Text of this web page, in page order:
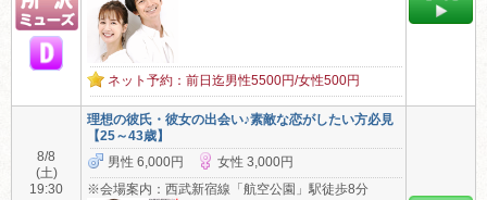
ネット予約：前日迄男性5500円/女性500円
8/8
(土)
19:30
理想の彼氏・彼女の出会い♪素敵な恋がしたい方必見
【25～43歳】
男性 6,000円
女性 3,000円
※会場案内：西武新宿線「航空公園」駅徒歩8分